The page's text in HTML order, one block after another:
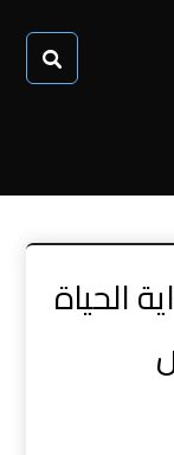
الحياة